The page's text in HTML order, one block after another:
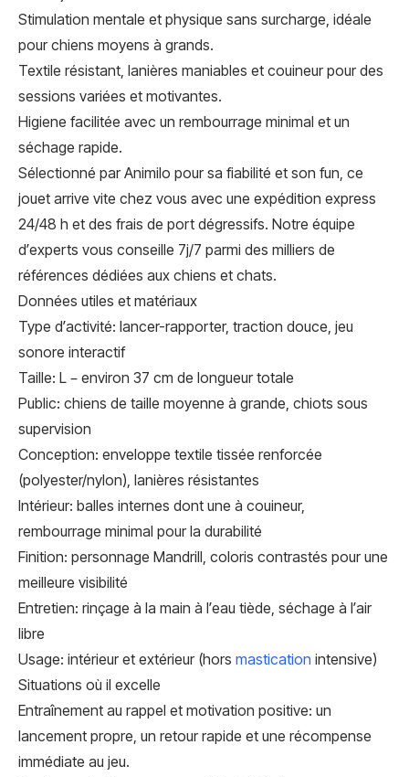
Stimulation mentale et physique sans surcharge, idéale
pour chiens moyens à grands.
Textile résistant, lanières maniables et couineur pour des
sessions variées et motivantes.
Higiene facilitée avec un rembourrage minimal et un
séchage rapide.
Sélectionné par Animilo pour sa fiabilité et son fun, ce
jouet arrive vite chez vous avec une expédition express
24/48 h et des frais de port dégressifs. Notre équipe
d’experts vous conseille 7j/7 parmi des milliers de
références dédiées aux chiens et chats.
Données utiles et matériaux
Type d’activité: lancer-rapporter, traction douce, jeu
sonore interactif
Taille: L – environ 37 cm de longueur totale
Public: chiens de taille moyenne à grande, chiots sous
supervision
Conception: enveloppe textile tissée renforcée
(polyester/nylon), lanières résistantes
Intérieur: balles internes dont une à couineur,
rembourrage minimal pour la durabilité
Finition: personnage Mandrill, coloris contrastés pour une
meilleure visibilité
Entretien: rinçage à la main à l’eau tiède, séchage à l’air
libre
Usage: intérieur et extérieur (hors mastication intensive)
Situations où il excelle
Entraînement au rappel et motivation positive: un
lancement propre, un retour rapide et une récompense
immédiate au jeu.